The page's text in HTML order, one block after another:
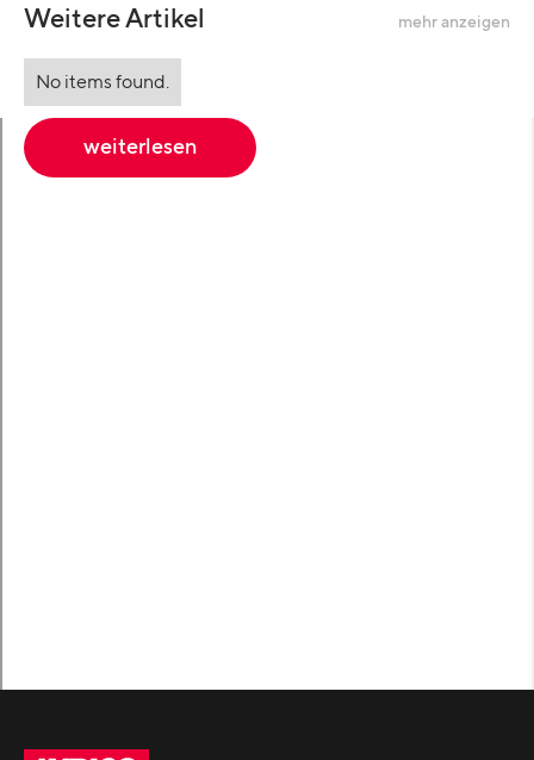
Weitere Artikel mehr anzeigen
No items found.
weiterlesen